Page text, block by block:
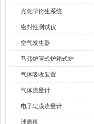
光化学衍生系统
密封性测试仪
空气发生器
马弗炉管式炉箱式炉
气体吸收装置
气体流量计
电子皂膜流量计
球磨机